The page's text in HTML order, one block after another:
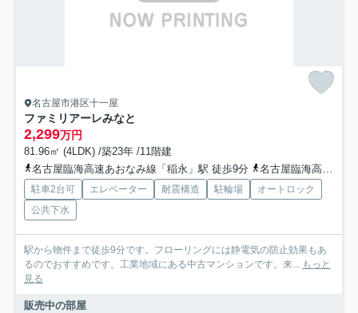
名古屋市港区十一屋
ファミリアーレみなと
2,299万円
81.96㎡ (4LDK) /築23年 /11階建
名古屋臨海高速あおなみ線「稲永」駅 徒歩9分
名古屋臨海高速あおなみ線「荒子川公園」駅 徒歩22分
駐車2台可 エレベーター 耐震構造 駐輪場
オートロック
公共下水
駅から物件まで徒歩9分です。フローリングには静電気の防止効果もあ
るのでおすすめです。工業地域にある中古マンションです。来... もっと
見る
販売中の部屋